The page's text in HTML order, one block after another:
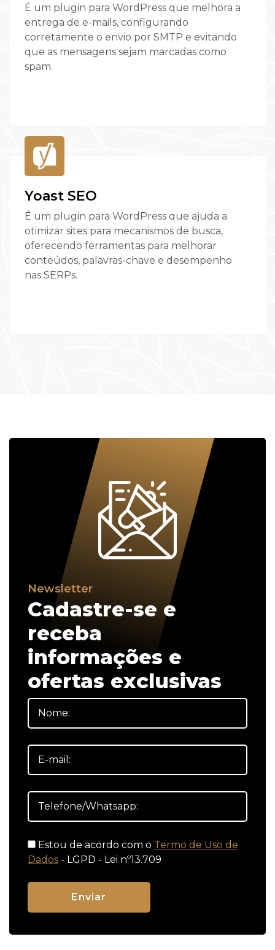
É um plugin para WordPress que melhora a
entrega de e-mails, configurando
corretamente o envio por SMTP e evitando
que as mensagens sejam marcadas como
spam.
Yoast SEO
É um plugin para WordPress que ajuda a
otimizar sites para mecanismos de busca,
oferecendo ferramentas para melhorar
conteúdos, palavras-chave e desempenho
nas SERPs.
Newsletter
Cadastre-se e
receba
informações e
ofertas exclusivas
Estou de acordo com o Termo de Uso de
Dados - LGPD - Lei nº13.709